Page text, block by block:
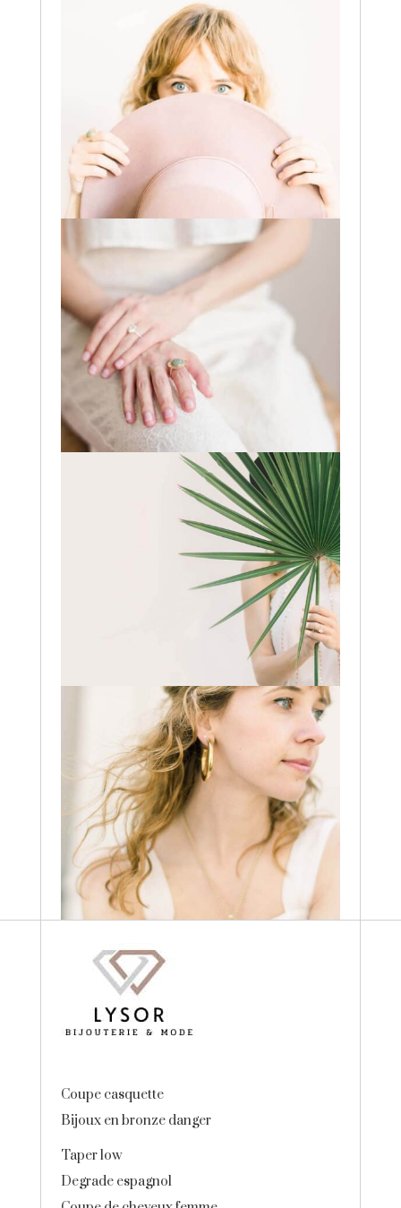
Coupe casquette
Bijoux en bronze danger
Taper low
Degrade espagnol